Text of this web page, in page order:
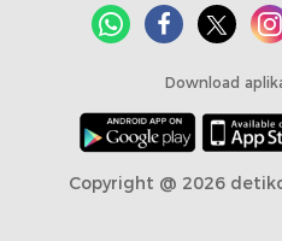
Download
Copyright @ 2026